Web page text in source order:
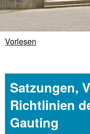
Vorlesen
Satzungen,
Richtlinien
Gauting